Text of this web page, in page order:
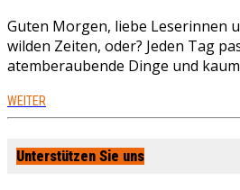
Guten Morgen, liebe Leserinnen
wilden Zeiten, oder? Jeden Tag
atemberaubende Dinge und
WEITER
Unterstützen Sie uns